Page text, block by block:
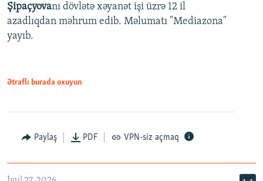
Şipaçyovanı dövlətə xəyanət işi üzrə 12 il
azadlıqdan məhrum edib. Məlumatı "Mediazona"
yayıb.
Ətraflı burada oxuyun
Paylaş PDF VPN-siz açmaq